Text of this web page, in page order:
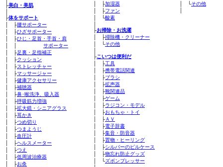
├美白・美肌
├体をサポート
│ ├腰サポーター
│ ├ひざサポーター
│ ├ひじ・足首・手首・肩
サポーター
│ ├足裏・足指補正
│ ├クッション
│ ├ストレッチャー
│ ├マッサージャー
│ ├健康アクセサリー
│ ├補聴器
│ ├鼻･喉洗浄、吸入器
│ ├呼吸筋力増強
│ ├拡大鏡・シニアグラス
│ ├耳かき
│ ├つめ切り
│ ├つまようじ
│ ├血圧計
│ ├ヘルスメーター
│ ├つえ
│ ├低周波治療器
│ ├お灸
│ ├加湿器
│ ├ファン
│ └酸素
├お掃除・お洗濯
│ ├掃除機・クリーナー
│ └その他
├こいつは便利だ
│ ├工具
│ ├携帯電話関連
│ ├ブラシ
│ ├拡声器
│ ├靴関連品
│ ├ゲーム
│ ├ラジコン・モデル
│ ├おもちゃ・トイ
│ ├ＡＶ
│ ├電子辞書
│ ├集音・防音器
│ ├置物・ヒーリング
│ ├シルバーのピルケース
│ ├物忘れ防止グッズ
│ └ズボンプレッサー
│ └その他